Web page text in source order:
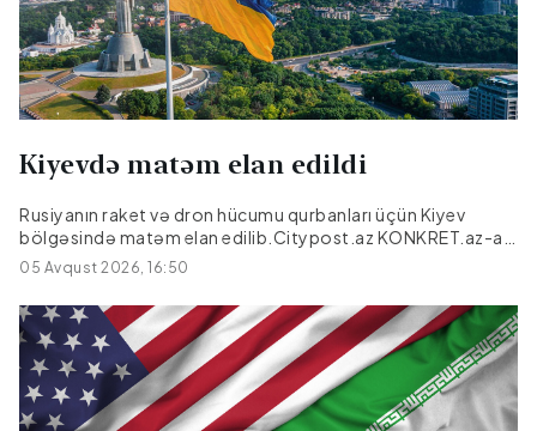
Kiyevdə matəm elan edildi
Rusiyanın raket və dron hücumu qurbanları üçün Kiyev
bölgəsində matəm elan edilib.Citypost.az KONKRET.az-a
istinadən xəbər verir ki, bu barədə Kiyev Regional Dövlət
Administrasiyasının rəhbəri Timur Tkaçenko Teleqramda
məlumat verib.Matəm əlaməti olaraq, Kiyev bölgəsində
Ukraynanın Dövlət bayrağı yarıyadək endiriləcək və
əyləncə tədbirləri məhdudlaşdırılacaq.Qeyd edək ki, Kiyev
vilayətinə avqustun 5-i gecəsi edilən kütləvi raket və dron
hücumu nəticəsində yaralıların sayı 44 nəfərə çatıb, 17
mülki şəxs həlak olub....
05 Avqust 2026, 16:50